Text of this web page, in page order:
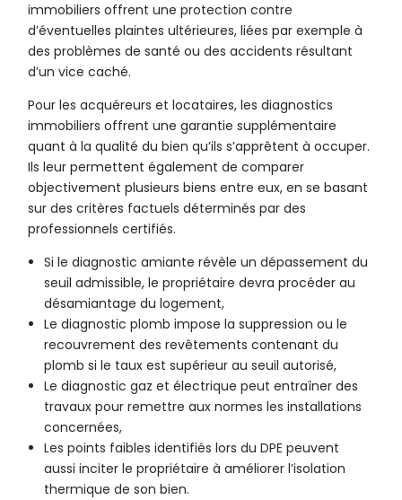
immobiliers offrent une protection contre
d’éventuelles plaintes ultérieures, liées par exemple à
des problèmes de santé ou des accidents résultant
d’un vice caché.
Pour les acquéreurs et locataires, les diagnostics
immobiliers offrent une garantie supplémentaire
quant à la qualité du bien qu’ils s’apprêtent à occuper.
Ils leur permettent également de comparer
objectivement plusieurs biens entre eux, en se basant
sur des critères factuels déterminés par des
professionnels certifiés.
Si le diagnostic amiante révèle un dépassement du
seuil admissible, le propriétaire devra procéder au
désamiantage du logement,
Le diagnostic plomb impose la suppression ou le
recouvrement des revêtements contenant du
plomb si le taux est supérieur au seuil autorisé,
Le diagnostic gaz et électrique peut entraîner des
travaux pour remettre aux normes les installations
concernées,
Les points faibles identifiés lors du DPE peuvent
aussi inciter le propriétaire à améliorer l’isolation
thermique de son bien.